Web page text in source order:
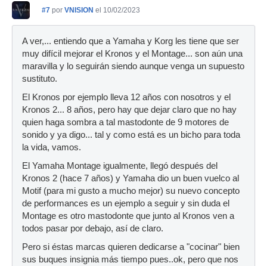
#7 por VNISION el 10/02/2023
A ver,... entiendo que a Yamaha y Korg les tiene que ser
muy difícil mejorar el Kronos y el Montage... son aún una
maravilla y lo seguirán siendo aunque venga un supuesto
sustituto.
El Kronos por ejemplo lleva 12 años con nosotros y el
Kronos 2... 8 años, pero hay que dejar claro que no hay
quien haga sombra a tal mastodonte de 9 motores de
sonido y ya digo... tal y como está es un bicho para toda
la vida, vamos.
El Yamaha Montage igualmente, llegó después del
Kronos 2 (hace 7 años) y Yamaha dio un buen vuelco al
Motif (para mi gusto a mucho mejor) su nuevo concepto
de performances es un ejemplo a seguir y sin duda el
Montage es otro mastodonte que junto al Kronos ven a
todos pasar por debajo, así de claro.
Pero si éstas marcas quieren dedicarse a "cocinar" bien
sus buques insignia más tiempo pues..ok, pero que nos